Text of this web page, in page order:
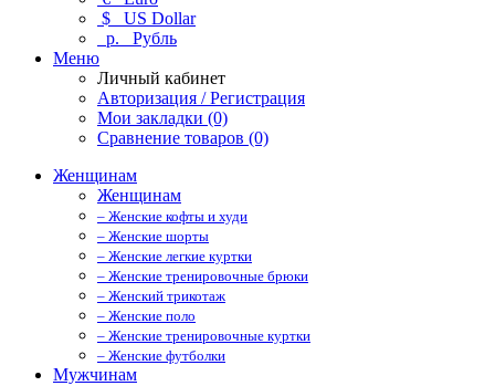
$ US Dollar
р. Рубль
Меню
Личный кабинет
Авторизация / Регистрация
Мои закладки (0)
Сравнение товаров (0)
Женщинам
Женщинам
– Женские кофты и худи
– Женские шорты
– Женские легкие куртки
– Женские тренировочные брюки
– Женский трикотаж
– Женские поло
– Женские тренировочные куртки
– Женские футболки
Мужчинам